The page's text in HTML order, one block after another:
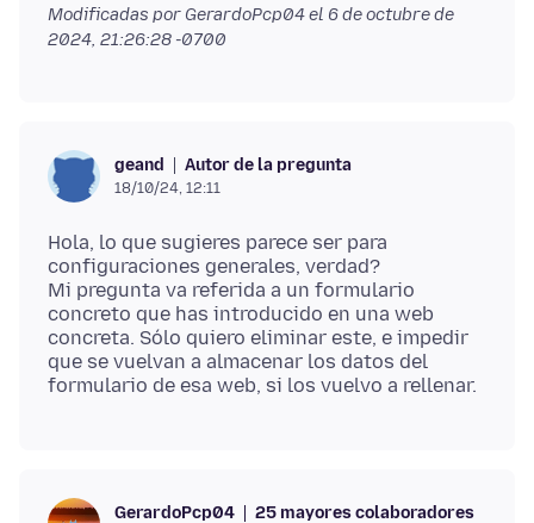
Modificadas por GerardoPcp04 el 6 de octubre de
2024, 21:26:28 -0700
geand Autor de la pregunta
18/10/24, 12:11
Hola, lo que sugieres parece ser para
configuraciones generales, verdad?
Mi pregunta va referida a un formulario
concreto que has introducido en una web
concreta. Sólo quiero eliminar este, e impedir
que se vuelvan a almacenar los datos del
GerardoPcp04 25 mayores colaboradores